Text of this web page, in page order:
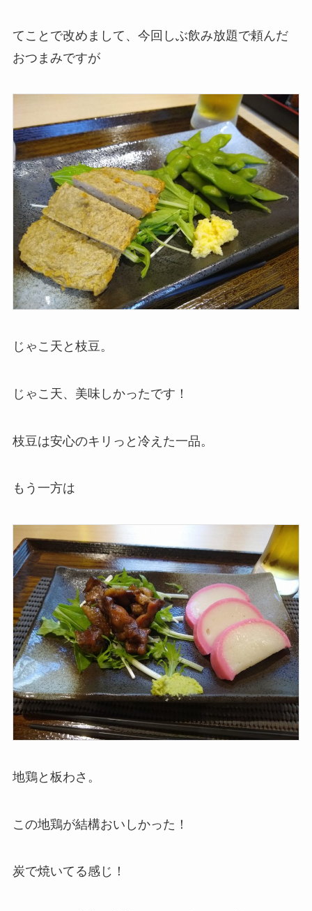
てことで改めまして、今回しぶ飲み放題で頼んだ
おつまみですが
じゃこ天と枝豆。
じゃこ天、美味しかったです！
枝豆は安心のキリっと冷えた一品。
もう一方は
地鶏と板わさ。
この地鶏が結構おいしかった！
炭で焼いてる感じ！